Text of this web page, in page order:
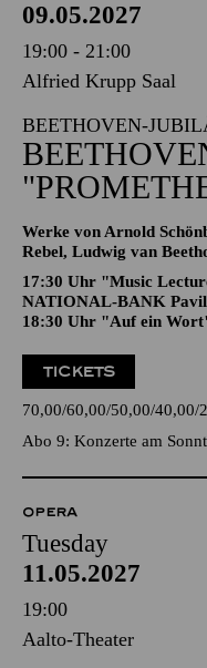
09.05.2027
19:00 - 21:00
Alfried Krupp Saal
BEETHOVEN-
Werke von Arnold
Rebel, Ludwig van
17:30 Uhr "Music
NATIONAL-BANK
18:30 Uhr "Auf ein
TICKETS
70,00 60,00 50,00 40,00
Abo 9: Konzerte am
OPERA
Tuesday
11.05.2027
19:00
Aalto-Theater